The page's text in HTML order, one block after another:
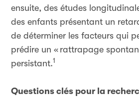
ensuite, des études
des enfants présentant un
de déterminer les facteurs qui
prédire un « rattrapage
persistant.1
Questions clés pour la